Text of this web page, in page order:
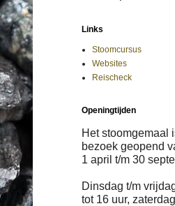
Links
Stoomcursus
Websites
Reischeck
Openingtijden
Het stoomgemaal
bezoek geopend
1 april t/m 30
Dinsdag t/m
tot 16 uur,